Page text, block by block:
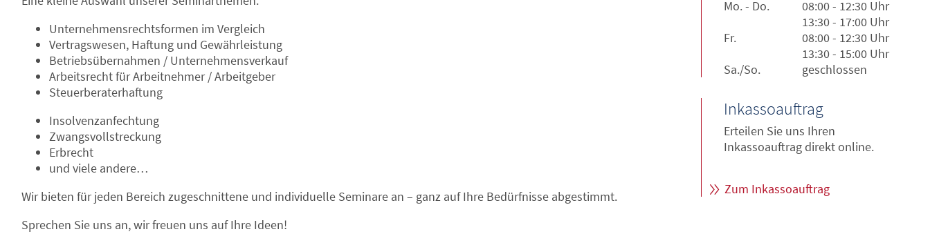
Unternehmensrechtsformen im Vergleich
Vertragswesen, Haftung und Gewährleistung
Betriebsübernahmen / Unternehmensverkauf
Arbeitsrecht für Arbeitnehmer / Arbeitgeber
Steuerberaterhaftung
Insolvenzanfechtung
Zwangsvollstreckung
Erbrecht
und viele andere…
Wir bieten für jeden Bereich zugeschnittene und individuelle Seminare an – ganz auf Ihre Bedürfnisse abgestimmt.
Sprechen Sie uns an, wir freuen uns auf Ihre Ideen!
Mo. - Do.
08:00 - 12:30 Uhr
13:30 - 17:00 Uhr
Fr.
08:00 - 12:30 Uhr
13:30 - 15:00 Uhr
Sa./So.
geschlossen
Inkassoauftrag
Erteilen Sie uns Ihren
Inkassoauftrag direkt online.
Zum Inkassoauftrag